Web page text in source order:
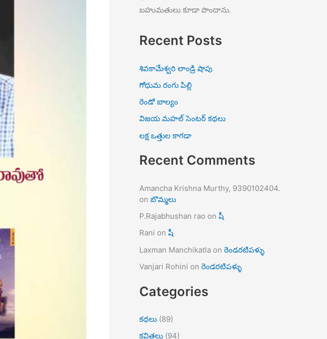
బహుమతులు కూడా పొందాను.
Recent Posts
శివకామేశ్వరి లాండ్రి షాపు
గోధుమ రంగు పిల్లి
రెండో బాల్యం
విజయ మహల్ సెంటర్ కథలు
లక్ష ఒత్తుల కాగడా
Recent Comments
Amancha Krishna Murthy, 9390102404.
on బొమ్మలు
P.Rajabhushan rao on షీ
Rani on షీ
Laxman Manchikatla on రెండరటిపళ్ళు
Vanjari Rohini on రెండరటిపళ్ళు
Categories
కధలు (89)
కవితలు (94)